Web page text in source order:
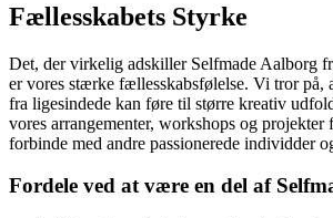
Fællesskabets Styrke
Det, der virkelig adskiller Selfmade Aalborg
er vores stærke fællesskabsfølelse. Vi tror på,
fra ligesindede kan føre til større kreativ
vores arrangementer, workshops og
forbinde med andre passionerede individder
Fordele ved at være en del af